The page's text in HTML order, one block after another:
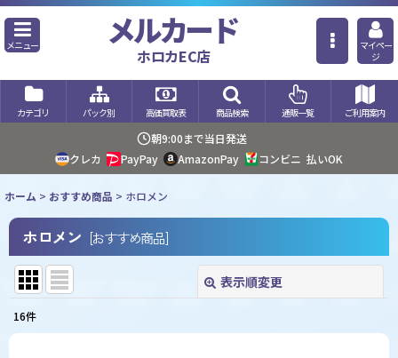
メニュー メルカード
ホロカEC店
マイペー
ジ
カテゴリ パック別 高価買取表 商品検索 通販一覧 ご利用案内
朝9:00まで当日発送
クレカ
PayPay AmazonPay コンビニ 払いOK
ホーム > おすすめ商品 > ホロメン
ホロメン [おすすめ商品]
表示順変更
表示数:
16件